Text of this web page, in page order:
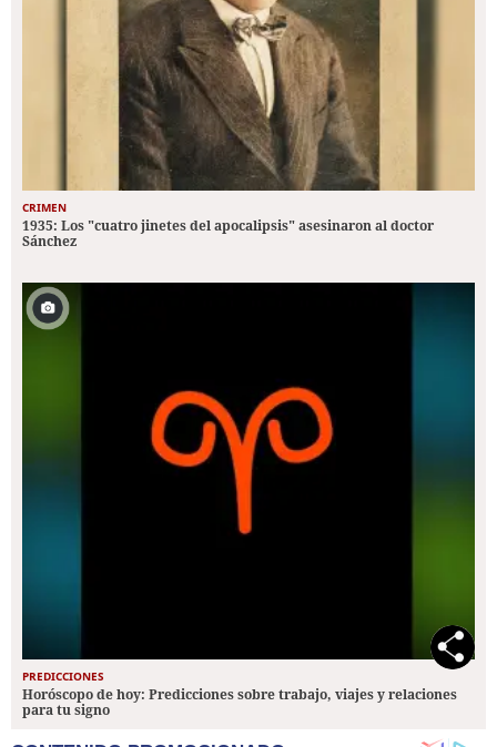
CRIMEN
1935: Los "cuatro jinetes del apocalipsis" asesinaron al doctor
Sánchez
PREDICCIONES
Horóscopo de hoy: Predicciones sobre trabajo, viajes y relaciones
para tu signo